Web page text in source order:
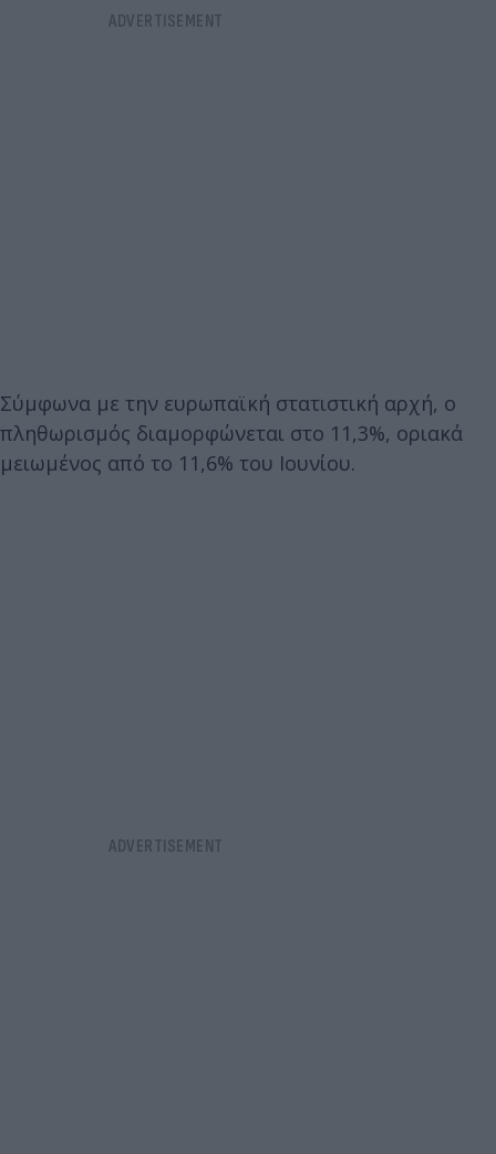
Σύμφωνα με την ευρωπαϊκή στατιστική αρχή, ο
πληθωρισμός διαμορφώνεται στο 11,3%, οριακά
μειωμένος από το 11,6% του Ιουνίου.